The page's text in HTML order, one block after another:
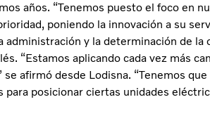
años. “Tenemos puesto el foco en
poniendo la innovación a su
administración y la determinación de la
“Estamos aplicando cada vez más
afirmó desde Lodisna. “Tenemos
para posicionar ciertas unidades